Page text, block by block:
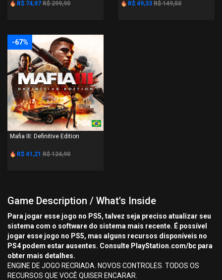
R$ 74,97 R$ 299,90 R$ 49,33 R$ 149,50
-67%
PS4
Mafia III: Definitive Edition
R$ 41,21 R$ 124,90
Game Description / What's Inside
Para jogar esse jogo no PS5, talvez seja preciso atualizar seu
sistema com o software do sistema mais recente. É possível
jogar esse jogo no PS5, mas alguns recursos disponíveis no
PS4 podem estar ausentes. Consulte PlayStation.com/bc para
obter mais detalhes.
ENGINE DE JOGO RECRIADA. NOVOS CONTROLES. TODOS OS
RECURSOS QUE VOCÊ QUISER ENCARAR.